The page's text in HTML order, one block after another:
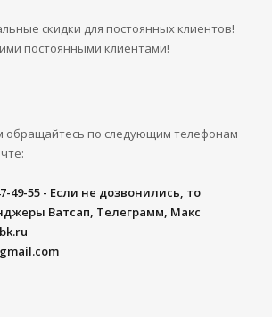
скидки для постоянных клиентов!
постоянными клиентами!
обращайтесь по следующим телефонам
49-55 - Если не дозвонились, то
Ватсап, Телеграмм, Макс